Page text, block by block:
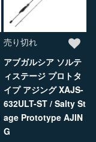
売り切れ
アブガルシア ソルテ
ィステージ プロトタ
イプ アジング XAJS-
632ULT-ST / Salty St
age Prototype AJIN
G